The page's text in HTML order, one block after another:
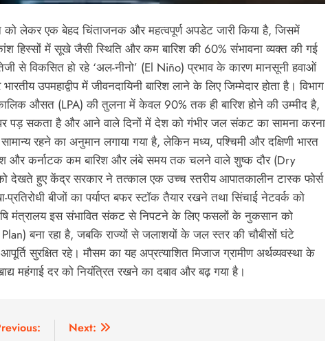
को लेकर एक बेहद चिंताजनक और महत्वपूर्ण अपडेट जारी किया है, जिसमें
हिस्सों में सूखे जैसी स्थिति और कम बारिश की 60% संभावना व्यक्त की गई
से विकसित हो रहे ‘अल-नीनो’ (El Niño) प्रभाव के कारण मानसूनी हवाओं
उपमहाद्वीप में जीवनदायिनी बारिश लाने के लिए जिम्मेदार होता है। विभाग
औसत (LPA) की तुलना में केवल 90% तक ही बारिश होने की उम्मीद है,
पड़ सकता है और आने वाले दिनों में देश को गंभीर जल संकट का सामना करना
रहने का अनुमान लगाया गया है, लेकिन मध्य, पश्चिमी और दक्षिणी भारत
और कर्नाटक कम बारिश और लंबे समय तक चलने वाले शुष्क दौर (Dry
हुए केंद्र सरकार ने तत्काल एक उच्च स्तरीय आपातकालीन टास्क फोर्स
बीजों का पर्याप्त बफर स्टॉक तैयार रखने तथा सिंचाई नेटवर्क को
मंत्रालय इस संभावित संकट से निपटने के लिए फसलों के नुकसान को
बना रहा है, जबकि राज्यों से जलाशयों के जल स्तर की चौबीसों घंटे
सुरक्षित रहे। मौसम का यह अप्रत्याशित मिजाज ग्रामीण अर्थव्यवस्था के
महंगाई दर को नियंत्रित रखने का दबाव और बढ़ गया है।
Next: